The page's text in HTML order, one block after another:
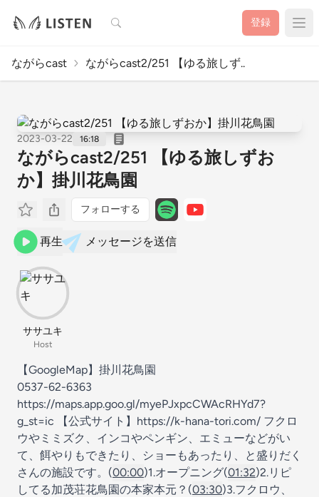
検索 登録
ながらcast ながらcast2/251 【ゆる旅しず..
2023-03-22 16:18
ながらcast2/251 【ゆる旅しずお
か】掛川花鳥園
フォローする
再生 メッセージを送信
ササユキ
Host
【GoogleMap】掛川花鳥園
0537-62-6363
https://maps.app.goo.gl/myePJxpcCWAcRHYd7?
g_st=ic 【公式サイト】https://k-hana-tori.com/ フクロ
ウやミミズク、インコやペンギン、エミューなどがい
て、餌やりもできたり、ショーもあったり、と盛りだく
さんの施設です。(00:00)1.オープニング(01:32)2.リピ
してる加茂荘花鳥園の本家本元？(03:30)3.フクロウ、